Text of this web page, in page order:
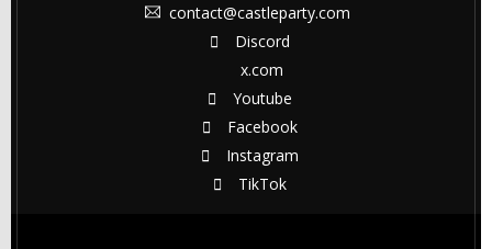
contact@castleparty.com
Discord
x.com
Youtube
Facebook
Instagram
TikTok